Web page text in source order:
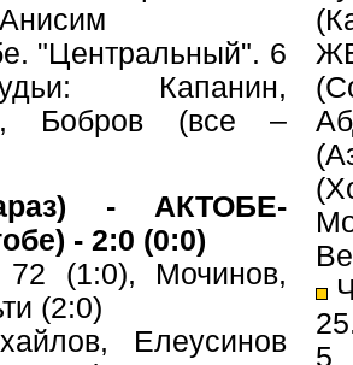
"Центральный". 6
Капанин,
Бобров (все –
- АКТОБЕ-
- 2:0 (0:0)
(1:0), Мочинов,
(2:0)
Елеусинов
5